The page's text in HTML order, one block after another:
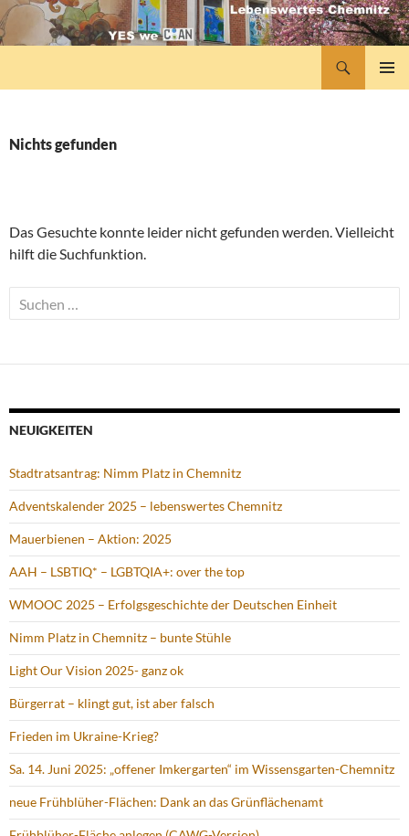
Zum
Inhalt
Nichts gefunden
Das Gesuchte konnte leider nicht gefunden werden. Vielleicht
hilft die Suchfunktion.
Suchen
nach:
NEUIGKEITEN
Stadtratsantrag: Nimm Platz in Chemnitz
Adventskalender 2025 – lebenswertes Chemnitz
Mauerbienen – Aktion: 2025
AAH – LSBTIQ* – LGBTQIA+: over the top
WMOOC 2025 – Erfolgsgeschichte der Deutschen Einheit
Nimm Platz in Chemnitz – bunte Stühle
Light Our Vision 2025- ganz ok
Bürgerrat – klingt gut, ist aber falsch
Frieden im Ukraine-Krieg?
Sa. 14. Juni 2025: „offener Imkergarten“ im Wissensgarten-Chemnitz
neue Frühblüher-Flächen: Dank an das Grünflächenamt